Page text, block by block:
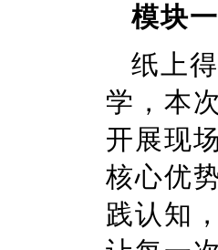
模块
纸上
学，本
开展现
核心优
践认知